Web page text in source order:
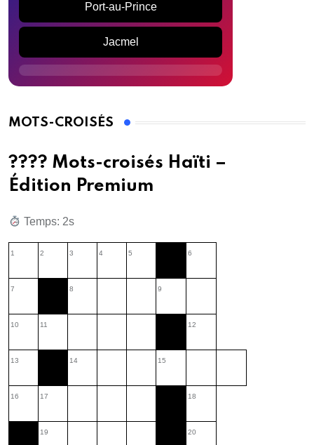
Port-au-Prince
Jacmel
MOTS-CROISÉS
???? Mots-croisés Haïti –
Édition Premium
Temps: 2s
1 2 3 4 5 6
7 8 9
10 11 12
13 14 15
16 17 18
19 20